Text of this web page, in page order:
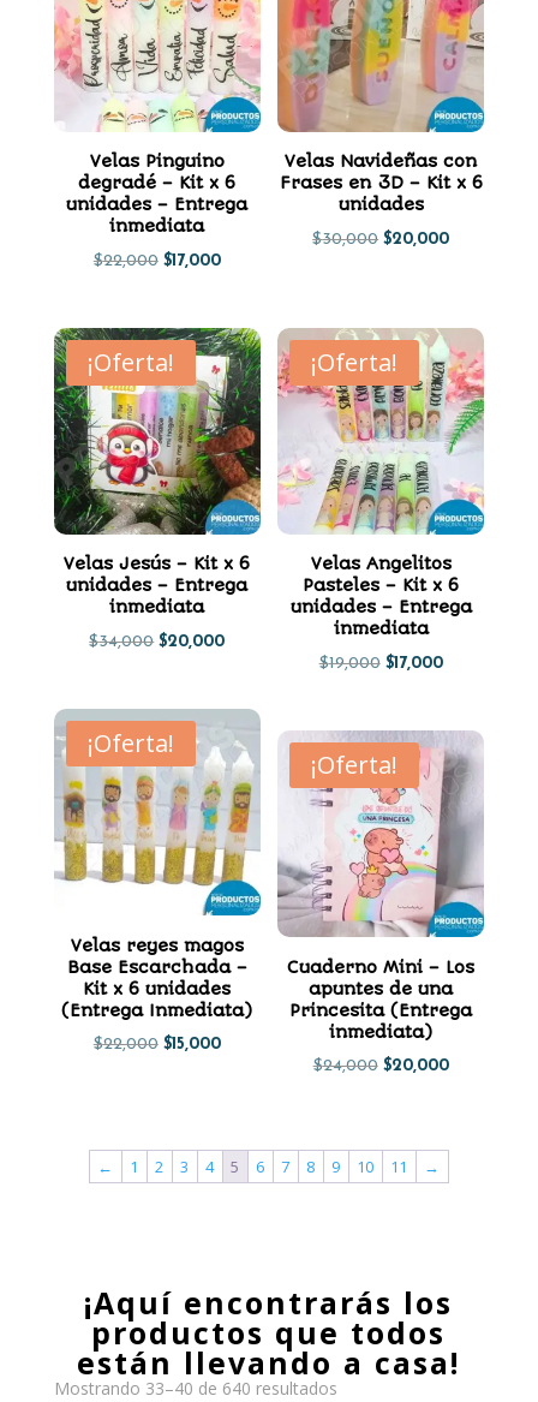
Velas Pinguino
degradé – Kit x 6
unidades – Entrega
inmediata
$22,000 El
original
era:
$22,000.
$17,000El
actual
es:
$17,000.
Velas Navideñas con
Frases en 3D – Kit x 6
unidades
$30,000 El
era:
$30,000.
$20,000El
$20,000.
¡Oferta!
Velas Jesús – Kit x 6
unidades – Entrega
inmediata
$34,000 El
original
era:
$34,000.
$20,000El
actual
es:
$20,000.
¡Oferta!
Velas Angelitos
Pasteles – Kit x 6
unidades – Entrega
inmediata
$19,000 El
original
era:
$19,000.
$17,000El
actual
es:
$17,000.
¡Oferta!
Velas reyes magos
Base Escarchada –
Kit x 6 unidades
(Entrega Inmediata)
$22,000 El
$22,000.
$15,000El
$15,000.
¡Oferta!
Cuaderno Mini – Los
apuntes de una
Princesita (Entrega
inmediata)
$24,000 El
era:
$20,000El
← 1 2 3 4 5 6 7 8 9 10 11 →
¡Aquí encontrarás los
productos que todos
están llevando a casa!
Mostrando 33–40 de 640 resultadosOrdenado